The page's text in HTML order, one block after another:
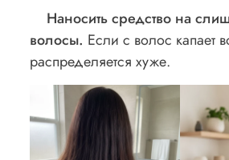
Наносить средство на
волосы. Если с волос капает
распределяется хуже.